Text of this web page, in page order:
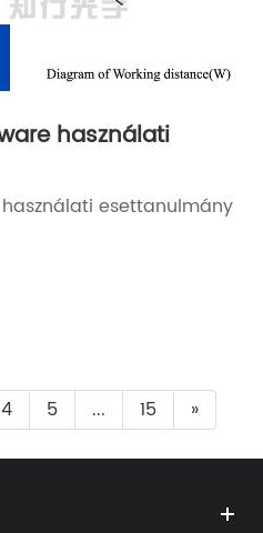
használati
esettanulmány
4 5 ... 15 »